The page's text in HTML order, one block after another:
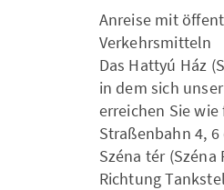
Anreise mit
Verkehrsmitteln
Das Hattyú Ház
in dem sich
erreichen Sie
Straßenbahn 4, 6
Széna tér (Széna
Richtung